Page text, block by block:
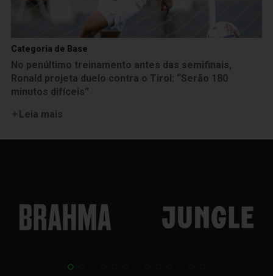
Categoria de Base
No penúltimo treinamento antes das semifinais,
Ronald projeta duelo contra o Tirol: “Serão 180
minutos difíceis”
Leia mais